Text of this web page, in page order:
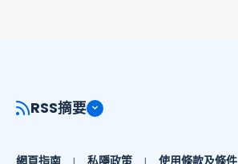
RSS摘要
網頁指南 私隱政策 使用條款及條件